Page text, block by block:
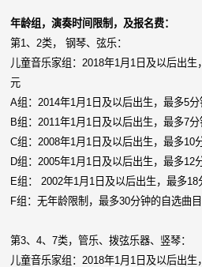
年龄组，演奏时间限制，及报名费：
第1、2类， 钢琴、弦乐：
儿童音乐家组：2018年1月1日及以后出
元
A组：2014年1月1日及以后出生，最多5
B组：2011年1月1日及以后出生，最多7
C组：2008年1月1日及以后出生，最多10
D组：2005年1月1日及以后出生，最多12
E组： 2002年1月1日及以后出生，最多
F组：无年龄限制，最多30分钟的自选曲
第3、4、7类，管乐、拨弦乐器、竖琴：
儿童音乐家组：2018年1月1日及以后出